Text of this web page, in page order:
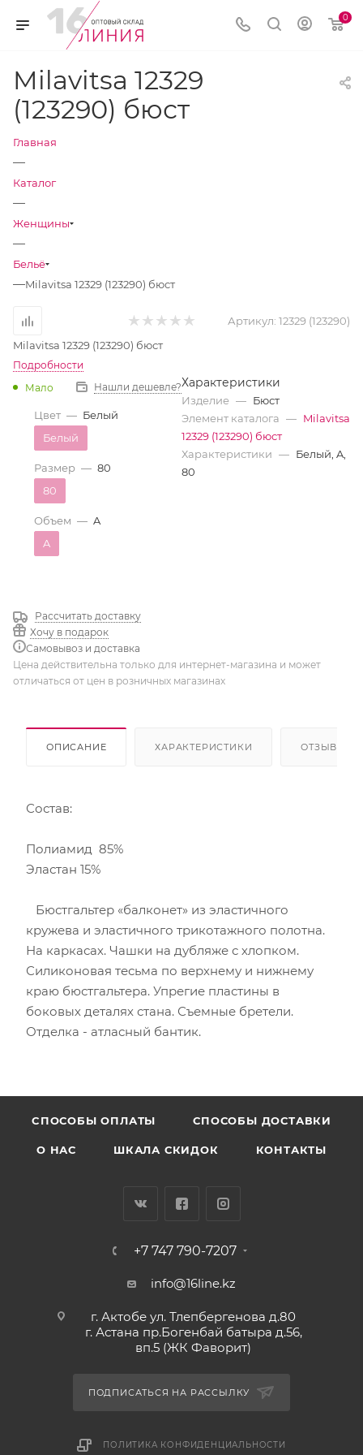
0
Milavitsa 12329
(123290) бюст
Главная
—
Каталог
—
Женщины
—
Бельё
—Milavitsa 12329 (123290) бюст
Артикул: 12329 (123290)
Milavitsa 12329 (123290) бюст
Подробности
Мало
Нашли дешевле?
Цвет — Белый
Белый
Размер — 80
80
Объем — A
A
Рассчитать доставку
Хочу в подарок
Самовывоз и доставка
Характеристики
Изделие — Бюст
Элемент каталога — Milavitsa
12329 (123290) бюст
Характеристики — Белый, A,
80
Цена действительна только для интернет-магазина и может
отличаться от цен в розничных магазинах
ОПИСАНИЕ ХАРАКТЕРИСТИКИ ОТЗЫВЫ
Состав:
Полиамид 85%
Эластан 15%
Бюстгальтер «балконет» из эластичного
кружева и эластичного трикотажного полотна.
На каркасах. Чашки на дубляже с хлопком.
Силиконовая тесьма по верхнему и нижнему
краю бюстгальтера. Упрегие пластины в
боковых деталях стана. Съемные бретели.
Отделка - атласный бантик.
CПОСОБЫ ОПЛАТЫ СПОСОБЫ ДОСТАВКИ
О НАС ШКАЛА СКИДОК КОНТАКТЫ
+7 747 790-7207
info@16line.kz
г. Актобе ул. Тлепбергенова д.80
г. Астана пр.Богенбай батыра д.56,
вп.5 (ЖК Фаворит)
ПОДПИСАТЬСЯ НА РАССЫЛКУ
ПОЛИТИКА КОНФИДЕНЦИАЛЬНОСТИ